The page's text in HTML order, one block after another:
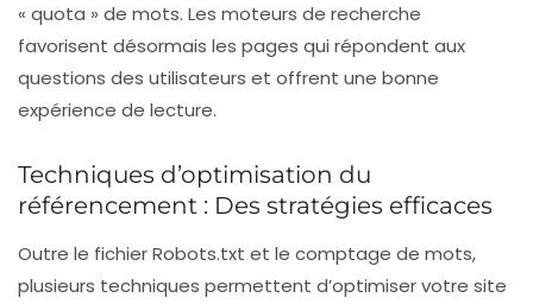
« quota » de mots. Les moteurs de recherche
favorisent désormais les pages qui répondent aux
questions des utilisateurs et offrent une bonne
expérience de lecture.
Techniques d’optimisation du
référencement : Des stratégies efficaces
Outre le fichierRobots.txt et le comptage de mots,
plusieurs techniques permettent d’optimiser votre site